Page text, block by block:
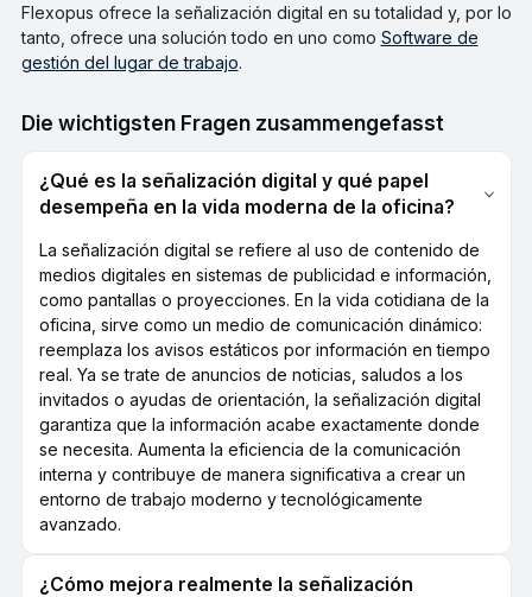
Flexopus ofrece la señalización digital en su totalidad y, por lo
tanto, ofrece una solución todo en uno como Software de
gestión del lugar de trabajo.
Die wichtigsten Fragen zusammengefasst
¿Qué es la señalización digital y qué papel
desempeña en la vida moderna de la oficina?
La señalización digital se refiere al uso de contenido de
medios digitales en sistemas de publicidad e información,
como pantallas o proyecciones. En la vida cotidiana de la
oficina, sirve como un medio de comunicación dinámico:
reemplaza los avisos estáticos por información en tiempo
real. Ya se trate de anuncios de noticias, saludos a los
invitados o ayudas de orientación, la señalización digital
garantiza que la información acabe exactamente donde
se necesita. Aumenta la eficiencia de la comunicación
interna y contribuye de manera significativa a crear un
entorno de trabajo moderno y tecnológicamente
avanzado.
¿Cómo mejora realmente la señalización